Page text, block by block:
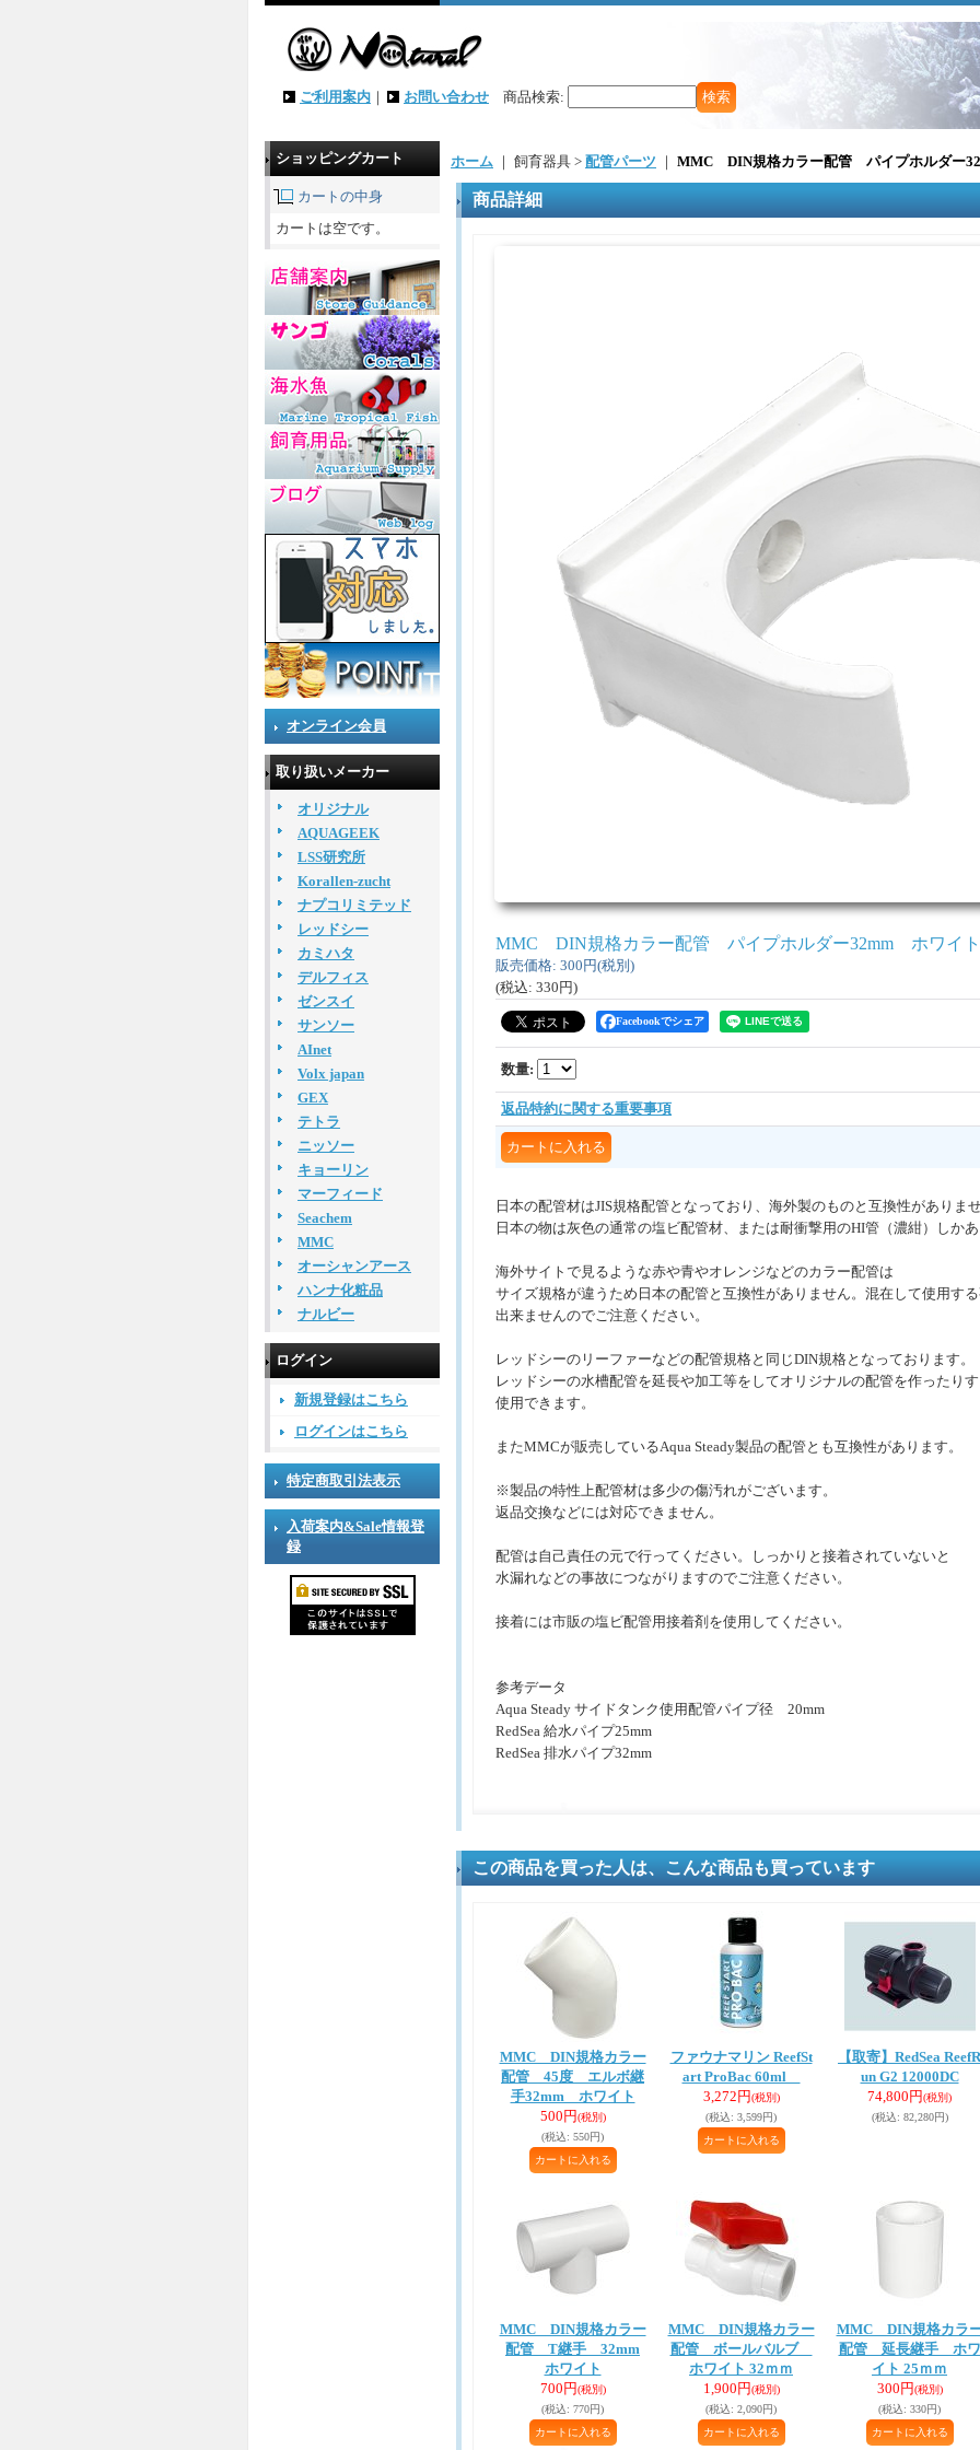
ご利用案内 ｜ お問い合わせ 商品検索:
ショッピングカート
カートの中身
カートは空です。
オンライン会員
取り扱いメーカー
オリジナル
AQUAGEEK
LSS研究所
Korallen-zucht
ナプコリミテッド
レッドシー
カミハタ
デルフィス
ゼンスイ
サンソー
AInet
Volx japan
GEX
テトラ
ニッソー
キョーリン
マーフィード
Seachem
MMC
オーシャンアース
ハンナ化粧品
ナルビー
ログイン
新規登録はこちら
ログインはこちら
特定商取引法表示
入荷案内&Sale情報登
録
ホーム ｜ 飼育器具 > 配管パーツ ｜ MMC DIN規格カラー配管 パイプホルダー
商品詳細
MMC DIN規格カラー配管 パイプホルダー32mm ホワイト
販売価格: 300円(税別)
(税込: 330円)
Facebookでシェア
数量:
返品特約に関する重要事項
日本の配管材はJIS規格配管となっており、海外製のものと互換性がありま
日本の物は灰色の通常の塩ビ配管材、または耐衝撃用のHI管（濃紺）しか
海外サイトで見るような赤や青やオレンジなどのカラー配管は
サイズ規格が違うため日本の配管と互換性がありません。混在して使用す
出来ませんのでご注意ください。
レッドシーのリーファーなどの配管規格と同じDIN規格となっております。
レッドシーの水槽配管を延長や加工等をしてオリジナルの配管を作ったり
使用できます。
またMMCが販売しているAqua Steady製品の配管とも互換性があります。
※製品の特性上配管材は多少の傷汚れがございます。
返品交換などには対応できません。
配管は自己責任の元で行ってください。しっかりと接着されていないと
水漏れなどの事故につながりますのでご注意ください。
接着には市販の塩ビ配管用接着剤を使用してください。
参考データ
Aqua Steady サイドタンク使用配管パイプ径 20mm
RedSea 給水パイプ25mm
RedSea 排水パイプ32mm
この商品を買った人は、こんな商品も買っています
MMC DIN規格カラー
配管 45度 エルボ継
手32mm ホワイト
500円(税別)
(税込: 550円)
ファウナマリン ReefSt
art ProBac 60ml
3,272円(税別)
(税込: 3,599円)
【取寄】RedSea ReefR
un G2 12000DC
74,800円(税別)
(税込: 82,280円)
MMC DIN規格カラー
配管 T継手 32mm
ホワイト
700円(税別)
(税込: 770円)
MMC DIN規格カラー
配管 ボールバルブ
ホワイト 32ｍｍ
1,900円(税別)
(税込: 2,090円)
MMC DIN規格カラ
配管 延長継手 ホワ
イト 25ｍｍ
300円(税別)
(税込: 330円)